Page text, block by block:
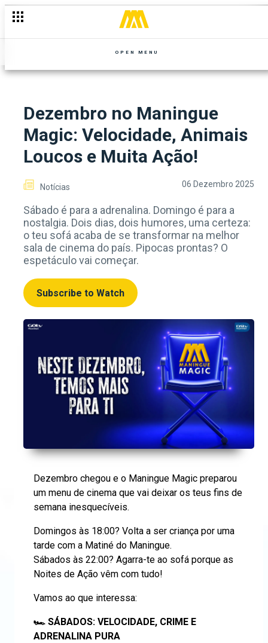
OPEN MENU
Dezembro no Maningue
Magic: Velocidade, Animais
Loucos e Muita Ação!
Notícias 06 Dezembro 2025
Sábado é para a adrenalina. Domingo é para a
nostalgia. Dois dias, dois humores, uma certeza:
o teu sofá acaba de se transformar na melhor
sala de cinema do país. Pipocas prontas? O
espetáculo vai começar.
Subscribe to Watch
Dezembro chegou e o Maningue Magic preparou
um menu de cinema que vai deixar os teus fins de
semana inesquecíveis.
Domingos às 18:00? Volta a ser criança por uma
tarde com a Matiné do Maningue.
Sábados às 22:00? Agarra-te ao sofá porque as
Noites de Ação vêm com tudo!
Vamos ao que interessa:
🏎️ SÁBADOS: VELOCIDADE, CRIME E
ADRENALINA PURA